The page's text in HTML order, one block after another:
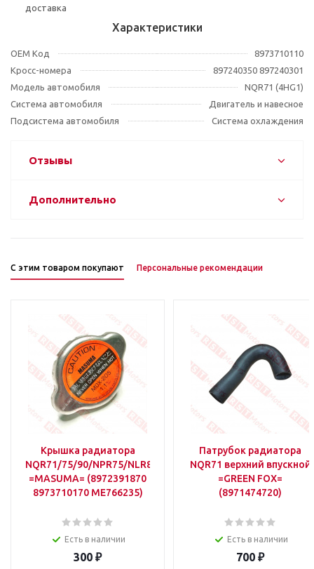
Характеристики
OEM Код
8973710110
Кросс-номера
897240350 897240301
Модель автомобиля
NQR71 (4HG1)
Система автомобиля
Двигатель и навесное
Подсистема автомобиля
Система охлаждения
Отзывы
Дополнительно
С этим товаром покупают Персональные рекомендации
Крышка радиатора
NQR71/75/90/NPR75/NLR85/NMR85
=MASUMA= (8972391870
8973710170 ME766235)
Есть в наличии
300 ₽
Патрубок радиатора
NQR71 верхний впускной
=GREEN FOX=
(8971474720)
Есть в наличии
700 ₽